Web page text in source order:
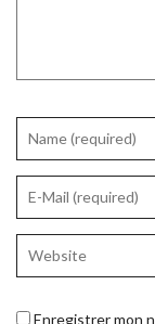
Enregistrer mon